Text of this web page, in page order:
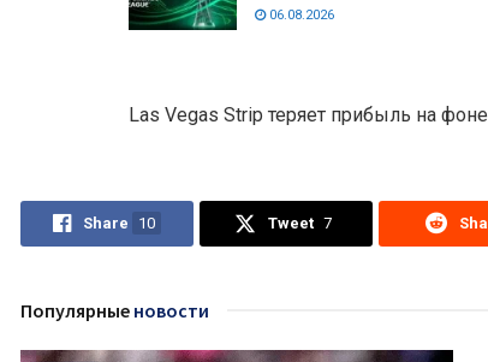
06.08.2026
Las Vegas Strip теряет прибыль на
Share 10 Tweet 7
Популярные новости